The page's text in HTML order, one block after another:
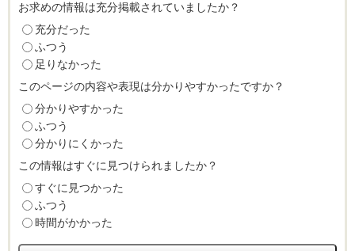
お求めの情報は充分掲載されていましたか？
充分だった
ふつう
足りなかった
このページの内容や表現は分かりやすかったですか？
分かりやすかった
ふつう
分かりにくかった
この情報はすぐに見つけられましたか？
すぐに見つかった
ふつう
時間がかかった